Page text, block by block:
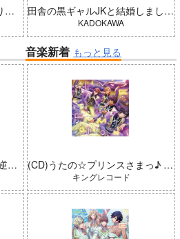
別冊 二人でロ☆リコメばかり描いていた 藍（五藤加純イラストCollection） 田舎の黒ギャルJKと結婚しました 4
KADOKAWA
メガハウス コードギアス 反逆のルルーシュ るかっぷ 枢木スザク 完成品
音楽新着 もっと見る
(CD)うたの☆プリンスさまっ♪ LIVE EMOTION 2nd Anniversary CD レン・翔・セシル・嶺二・綺羅
キングレコード